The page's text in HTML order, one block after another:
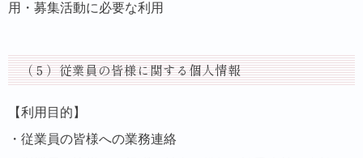
用・募集活動に必要な利用
（５）従業員の皆様に関する個人情報
【利用目的】
・従業員の皆様への業務連絡